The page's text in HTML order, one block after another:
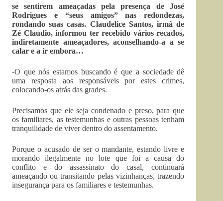
se sentirem ameaçadas pela presença de José
Rodrigues e “seus amigos” nas redondezas,
rondando suas casas. Claudelice Santos, irmã de
Zé Claudio, informou ter recebido vários recados,
indiretamente ameaçadores, aconselhando-a a se
calar e a ir embora…
-O que nós estamos buscando é que a sociedade dê
uma resposta aos responsáveis por estes crimes,
colocando-os atrás das grades.
Precisamos que ele seja condenado e preso, para que
os familiares, as testemunhas e outras pessoas tenham
tranquilidade de viver dentro do assentamento.
Porque o acusado de ser o mandante, estando livre e
morando ilegalmente no lote que foi a causa do
conflito e do assassinato do casal, continuará
ameaçando ou transitando pelas vizinhanças, trazendo
insegurança para os familiares e testemunhas.